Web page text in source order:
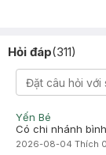
rẻ và hiệu quả
Hỏi đáp(311)
Yến Bé
Có chi nhánh
2026-08-04 Thích 0